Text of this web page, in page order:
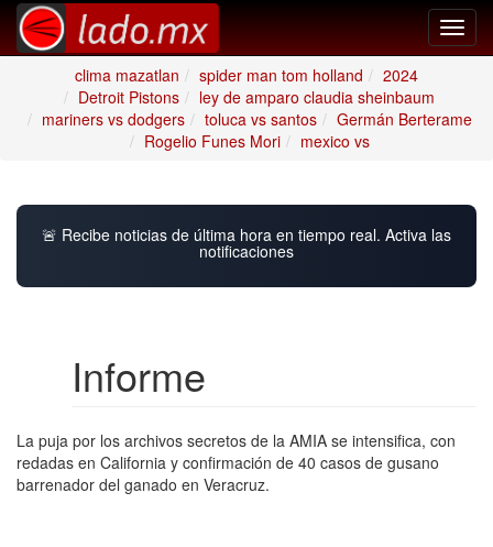
clima mazatlan
spider man tom holland
2024
Detroit Pistons
ley de amparo claudia sheinbaum
mariners vs dodgers
toluca vs santos
Germán Berterame
Rogelio Funes Mori
mexico vs
🚨 Recibe noticias de última hora en tiempo real. Activa las
notificaciones
Informe
La puja por los archivos secretos de la AMIA se intensifica, con
redadas en California y confirmación de 40 casos de gusano
barrenador del ganado en Veracruz.